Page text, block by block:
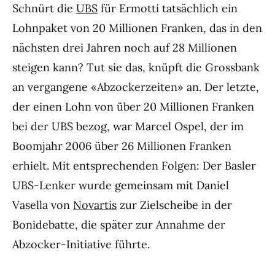
Schnürt die UBS für Ermotti tatsächlich ein
Lohnpaket von 20 Millionen Franken, das in den
nächsten drei Jahren noch auf 28 Millionen
steigen kann? Tut sie das, knüpft die Grossbank
an vergangene «Abzockerzeiten» an. Der letzte,
der einen Lohn von über 20 Millionen Franken
bei der UBS bezog, war Marcel Ospel, der im
Boomjahr 2006 über 26 Millionen Franken
erhielt. Mit entsprechenden Folgen: Der Basler
UBS-Lenker wurde gemeinsam mit Daniel
Vasella von Novartis zur Zielscheibe in der
Bonidebatte, die später zur Annahme der
Abzocker-Initiative führte.